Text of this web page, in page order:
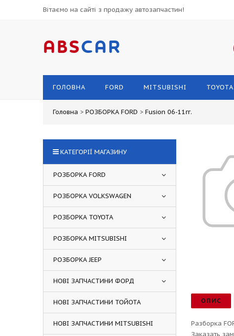
Вітаємо на сайті з продажу автозапчастин!
ABSCAR
ГОЛОВНА FORD MITSUBISHI TOYOTA
Головна > РОЗБОРКА FORD > Fusion 06-11гг.
ОПИС
Разборка
Заказать
КАТЕГОРІЇ МАГАЗИНУ
РОЗБОРКА FORD
РОЗБОРКА VOLKSWAGEN
РОЗБОРКА TOYOTA
РОЗБОРКА MITSUBISHI
РОЗБОРКА JEEP
НОВІ ЗАПЧАСТИНИ ФОРД
НОВІ ЗАПЧАСТИНИ ТОЙОТА
НОВІ ЗАПЧАСТИНИ MITSUBISHI